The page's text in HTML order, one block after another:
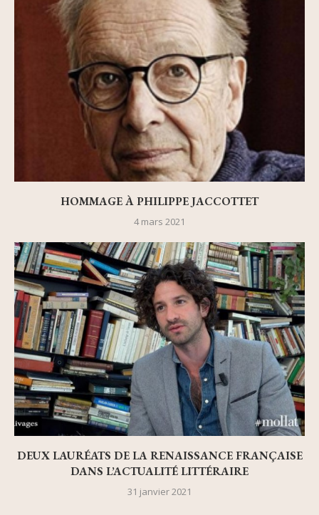
HOMMAGE À PHILIPPE JACCOTTET
4 mars 2021
DEUX LAURÉATS DE LA RENAISSANCE FRANÇAISE
DANS L’ACTUALITÉ LITTÉRAIRE
31 janvier 2021